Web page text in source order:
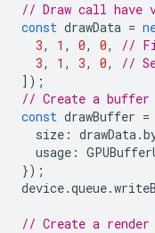
// Draw call have
const drawData =
3, 1 , 0, 0,
//
3, 1 , 3, 0,
//
]);
// Create a
const drawBuffer =
size : drawData.
usage :
});
device.queue.
// Create a